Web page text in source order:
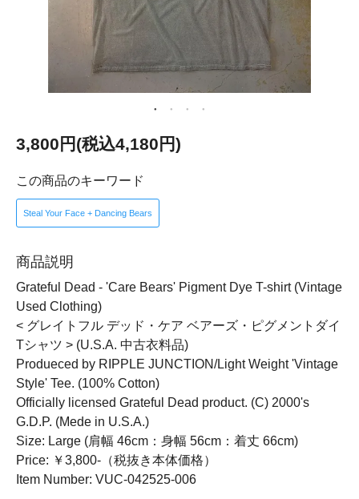
3,800円(税込4,180円)
この商品のキーワード
Steal Your Face + Dancing Bears
商品説明
Grateful Dead - 'Care Bears' Pigment Dye T-shirt (Vintage
Used Clothing)
< グレイトフル デッド・ケア ベアーズ・ピグメントダイ
Tシャツ > (U.S.A. 中古衣料品)
Produeced by RIPPLE JUNCTION/Light Weight 'Vintage
Style' Tee. (100% Cotton)
Officially licensed Grateful Dead product. (C) 2000's
G.D.P. (Mede in U.S.A.)
Size: Large (肩幅 46cm：身幅 56cm：着丈 66cm)
Price: ￥3,800-（税抜き本体価格）
Item Number: VUC-042525-006